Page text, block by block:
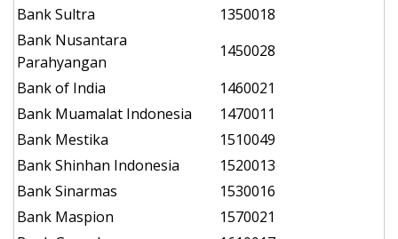
Bank Sultra
1350018
Bank Nusantara
Parahyangan
1450028
Bank of India
1460021
Bank Muamalat Indonesia
1470011
Bank Mestika
1510049
Bank Shinhan Indonesia
1520013
Bank Sinarmas
1530016
Bank Maspion
1570021